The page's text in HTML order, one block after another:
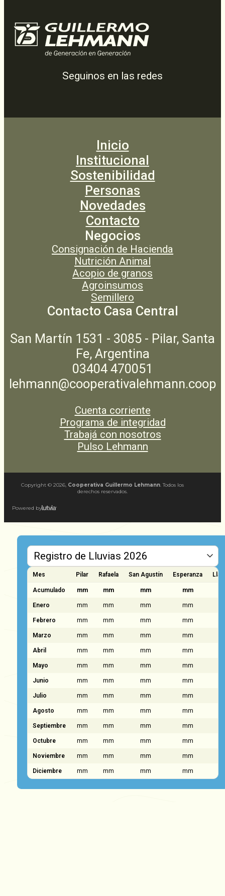
Seguinos en las redes
Inicio
Institucional
Sostenibilidad
Personas
Novedades
Contacto
Negocios
Consignación de Hacienda
Nutrición Animal
Acopio de granos
Agroinsumos
Semillero
Contacto Casa Central
San Martín 1531 - 3085 - Pilar, Santa
Fe, Argentina
03404 470051
lehmann@cooperativalehmann.coop
Cuenta corriente
Programa de integridad
Trabajá con nosotros
Pulso Lehmann
Copyright © 2026, Cooperativa Guillermo Lehmann. Todos los
derechos reservados.
Powered by
Mes Pilar Rafaela San Agustín Esperanza
Acumulado mm mm mm mm
Enero mm mm mm mm
Febrero mm mm mm mm
Marzo mm mm mm mm
Abril mm mm mm mm
Mayo mm mm mm mm
Junio mm mm mm mm
Julio mm mm mm mm
Agosto mm mm mm mm
Septiembre mm mm mm mm
Octubre mm mm mm mm
Noviembre mm mm mm mm
Diciembre mm mm mm mm